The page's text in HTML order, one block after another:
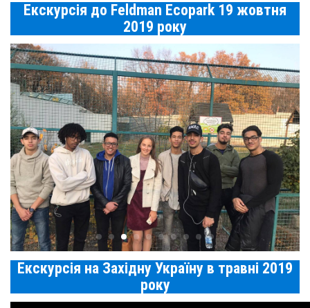
Екскурсія до Feldman Ecopark 19 жовтня
2019 року
Екскурсія на Західну Україну в травні 2019
року